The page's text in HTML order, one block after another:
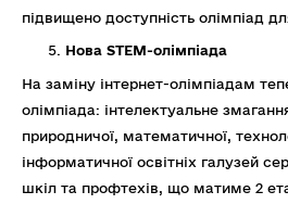
підвищено доступність олімпіад
Нова STEM-олімпіада
На заміну інтернет-олімпіадам
олімпіада: інтелектуальне
природничої, математичної,
інформатичної освітніх галузей
шкіл та профтехів, що матиме 2